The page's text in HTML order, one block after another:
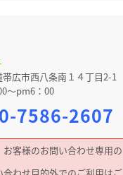
帯広市西八条南１４丁目2-1
～pm6：00
7586-2607
お客様のお問い合わせ専用の